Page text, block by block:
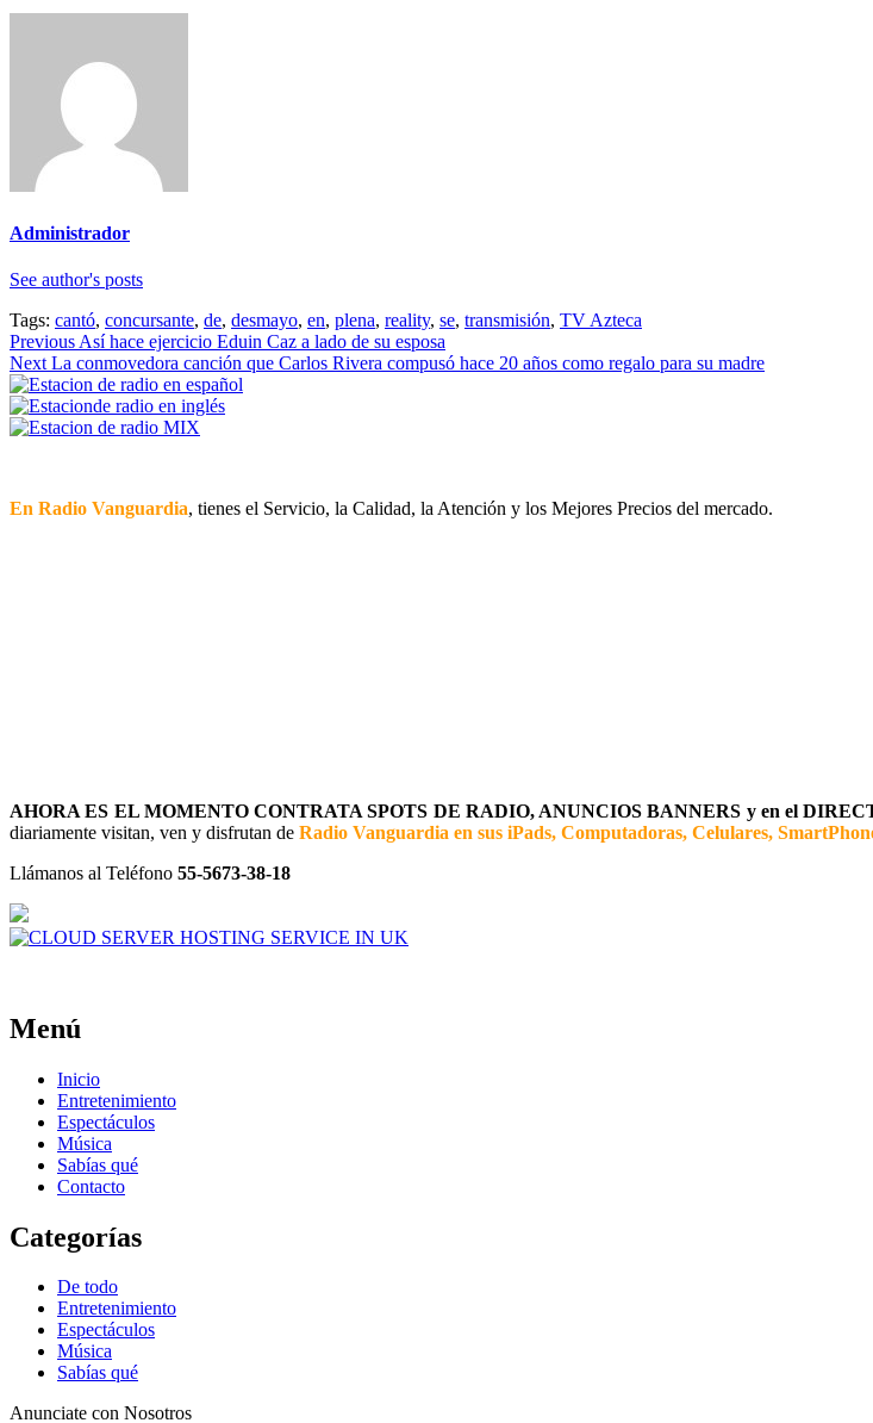
Administrador
See author's posts
Tags: cantó, concursante, de, desmayo, en, plena, reality, se, transmisión, TV Azteca
Continue
Reading
Previous Así hace ejercicio Eduin Caz a lado de su esposa
Next La conmovedora canción que Carlos Rivera compusó hace 20 años como regalo para su madre
En Radio Vanguardia, tienes el Servicio, la Calidad, la Atención y los Mejores Precios del mercado.
AHORA ES EL MOMENTO CONTRATA SPOTS DE RADIO, ANUNCIOS BANNERS y en el
diariamente visitan, ven y disfrutan de Radio Vanguardia en sus iPads, Computadoras, Celulares,
Llámanos al Teléfono 55-5673-38-18
Menú
Inicio
Entretenimiento
Espectáculos
Música
Sabías qué
Contacto
Categorías
De todo
Entretenimiento
Espectáculos
Música
Sabías qué
Anunciate con Nosotros